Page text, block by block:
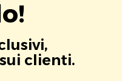
clienti.